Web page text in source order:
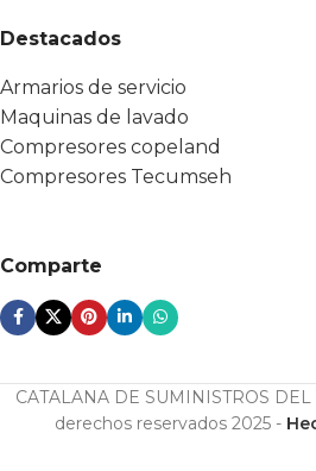
Destacados
Armarios de servicio
Maquinas de lavado
Compresores copeland
Compresores Tecumseh
Comparte
CATALANA DE SUMINISTROS DEL
derechos reservados 2025 -